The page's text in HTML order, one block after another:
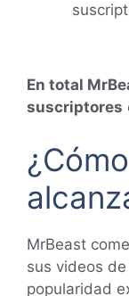
En total
suscriptores
MrBeast
sus videos
popularidad